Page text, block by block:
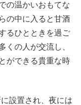
の温かいおもてな
の中に入ると甘酒
るひとときを過ご
くの人が交流し、
ができる貴重な時
設置され、夜には